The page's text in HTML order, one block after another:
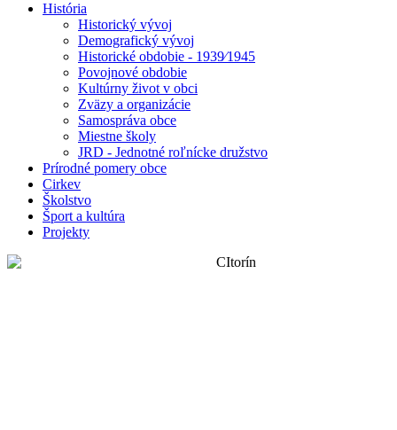
História
Historický vývoj
Demografický vývoj
Historické obdobie - 1939⁄1945
Povojnové obdobie
Kultúrny život v obci
Zväzy a organizácie
Samospráva obce
Miestne školy
JRD - Jednotné roľnícke družstvo
Prírodné pomery obce
Cirkev
Školstvo
Šport a kultúra
Projekty